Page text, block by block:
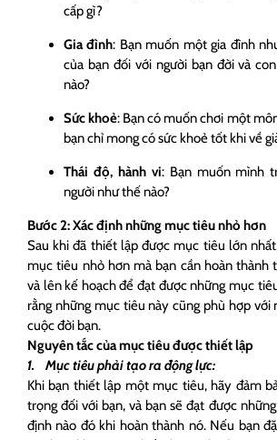
cấp gì?
Gia đình: Bạn muốn một gia đình
của bạn đối với người bạn đời và
nào?
Sức khoẻ: Bạn có muốn chơi một
bạn chỉ mong có sức khoẻ tốt khi về
Thái độ, hành vi: Bạn muốn mình
người như thế nào?
Bước 2: Xác định những mục tiêu nhỏ hơn
Sau khi đã thiết lập được mục tiêu lớn
mục tiêu nhỏ hơn mà bạn cần hoàn thành
và lên kế hoạch để đạt được những mục
rằng những mục tiêu này cũng phù hợp
cuộc đời bạn.
Nguyên tắc của mục tiêu được thiết lập
1. Mục tiêu phải tạo ra động lực:
Khi bạn thiết lập một mục tiêu, hãy đảm
trọng đối với bạn, và bạn sẽ đạt được
định nào đó khi hoàn thành nó. Nếu bạn